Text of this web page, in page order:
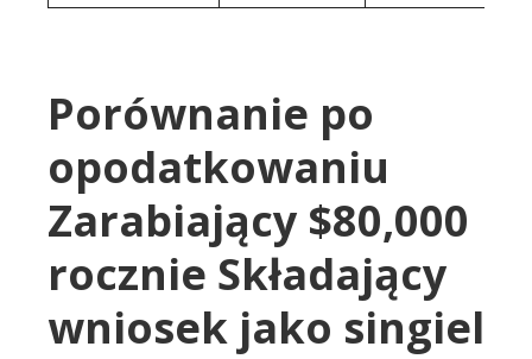
Porównanie po
opodatkowaniu
Zarabiający $80,000
rocznie Składający
wniosek jako singiel